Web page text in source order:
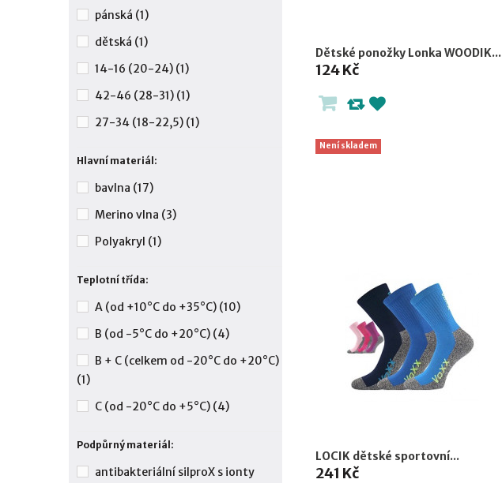
Dětské ponožky Lonka WOODIK...
124 Kč
Není skladem
LOCIK dětské sportovní...
241 Kč
pánská (1)
dětská (1)
14-16 (20-24) (1)
42-46 (28-31) (1)
27-34 (18-22,5) (1)
Hlavní materiál:
bavlna (17)
Merino vlna (3)
Polyakryl (1)
Teplotní třída:
A (od +10°C do +35°C) (10)
B (od -5°C do +20°C) (4)
B + C (celkem od -20°C do +20°C)
(1)
C (od -20°C do +5°C) (4)
Podpůrný materiál:
antibakteriální silproX s ionty